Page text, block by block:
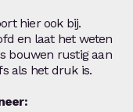
hier ook bij.
en laat het weten
bouwen rustig aan
als het druk is.